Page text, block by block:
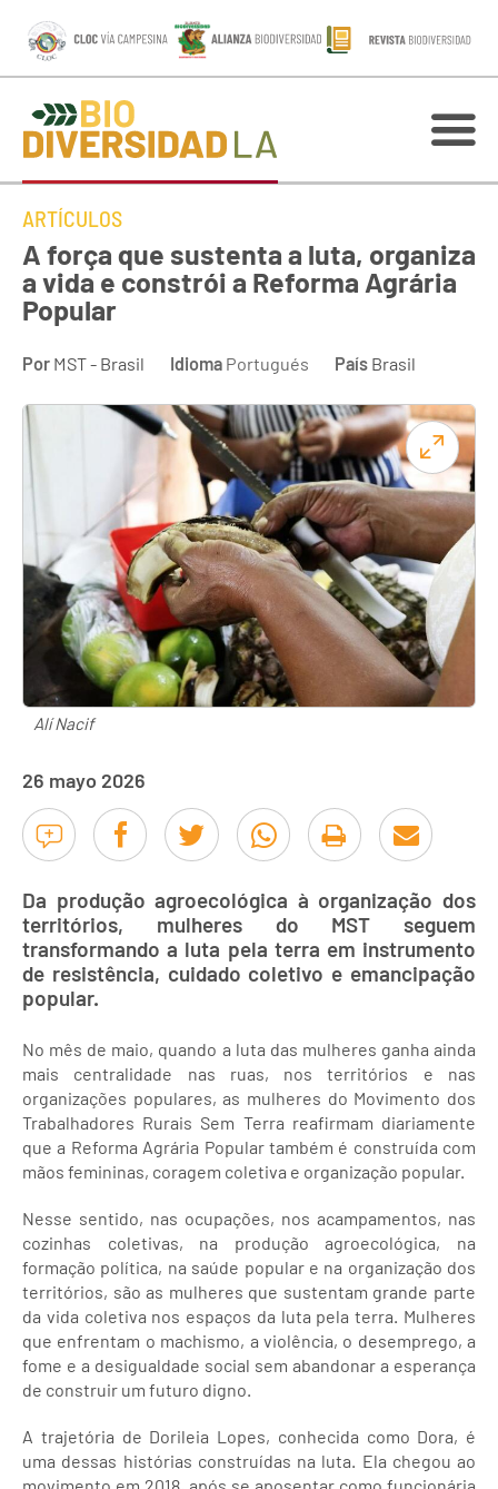
ARTÍCULOS
A força que sustenta a luta, organiza
a vida e constrói a Reforma Agrária
Popular
Por MST - Brasil Idioma Portugués País Brasil
Alí Nacif
26 mayo 2026
Da produção agroecológica à organização dos
territórios, mulheres do MST seguem
transformando a luta pela terra em instrumento
de resistência, cuidado coletivo e emancipação
popular.
No mês de maio, quando a luta das mulheres ganha ainda
mais centralidade nas ruas, nos territórios e nas
organizações populares, as mulheres do Movimento dos
Trabalhadores Rurais Sem Terra reafirmam diariamente
que a Reforma Agrária Popular também é construída com
mãos femininas, coragem coletiva e organização popular.
Nesse sentido, nas ocupações, nos acampamentos, nas
cozinhas coletivas, na produção agroecológica, na
formação política, na saúde popular e na organização dos
territórios, são as mulheres que sustentam grande parte
da vida coletiva nos espaços da luta pela terra. Mulheres
que enfrentam o machismo, a violência, o desemprego, a
fome e a desigualdade social sem abandonar a esperança
de construir um futuro digno.
A trajetória de Dorileia Lopes, conhecida como Dora, é
uma dessas histórias construídas na luta. Ela chegou ao